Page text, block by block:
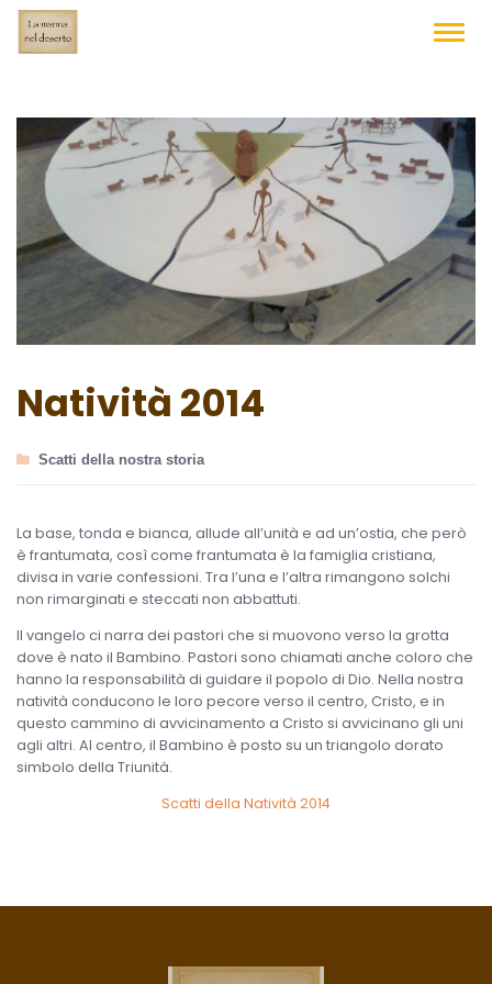
Skip
content
Natività 2014
Scatti della nostra storia
La base, tonda e bianca, allude all’unità e ad un’ostia, che però
è frantumata, così come frantumata è la famiglia cristiana,
divisa in varie confessioni. Tra l’una e l’altra rimangono solchi
non rimarginati e steccati non abbattuti.
Il vangelo ci narra dei pastori che si muovono verso la grotta
dove è nato il Bambino. Pastori sono chiamati anche coloro che
hanno la responsabilità di guidare il popolo di Dio. Nella nostra
natività conducono le loro pecore verso il centro, Cristo, e in
questo cammino di avvicinamento a Cristo si avvicinano gli uni
agli altri. Al centro, il Bambino è posto su un triangolo dorato
simbolo della Triunità.
Scatti della Natività 2014